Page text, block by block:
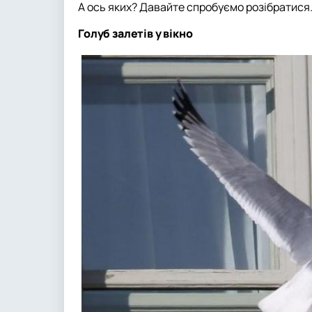
А ось яких? Давайте спробуємо розібратися.
Голуб залетів у вікно